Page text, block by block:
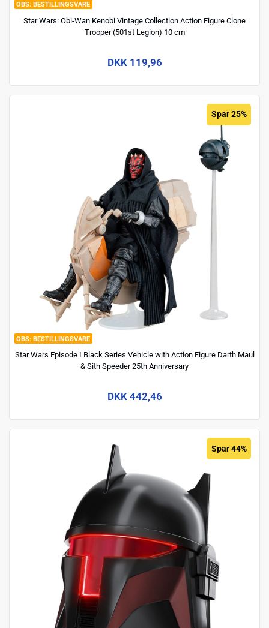
BESTILLINGSVARE
Star Wars: Obi-Wan Kenobi Vintage Collection Action Figure Clone
Trooper (501st Legion) 10 cm
DKK 119,96
BESTILLINGSVARE
Spar 25%
Star Wars Episode I Black Series Vehicle with Action Figure Darth Maul
& Sith Speeder 25th Anniversary
DKK 442,46
Spar 44%